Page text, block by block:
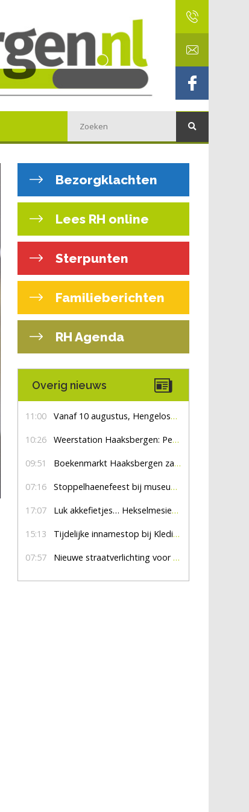
Bezorgklachten
Lees RH online
Sterpunten
Familieberichten
RH Agenda
Overig nieuws
11:00 Vanaf 10 augustus, Hengelosestraat drie weken dicht voor doorgaand verkeer
10:26 Weerstation Haaksbergen: Perioden met zon en droog
09:51 Boekenmarkt Haaksbergen zaterdag 8 augustus, marktplein Haaksbergen
07:16 Stoppelhaenefeest bij museum De Lebbenbrugge
17:07 Luk akkefietjes… HekselmesienHarry
15:13 Tijdelijke innamestop bij Kledingbank Stefania
07:57 Nieuwe straatverlichting voor De Veldmaat en De Pas